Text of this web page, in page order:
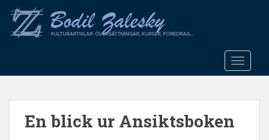
o
En blick ur Ansiktsboken